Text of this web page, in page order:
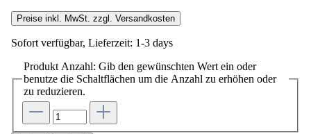
Preise inkl. MwSt. zzgl. Versandkosten
Sofort verfügbar, Lieferzeit: 1-3 days
Produkt Anzahl: Gib den gewünschten Wert ein oder
benutze die Schaltflächen um die Anzahl zu erhöhen oder
zu reduzieren.